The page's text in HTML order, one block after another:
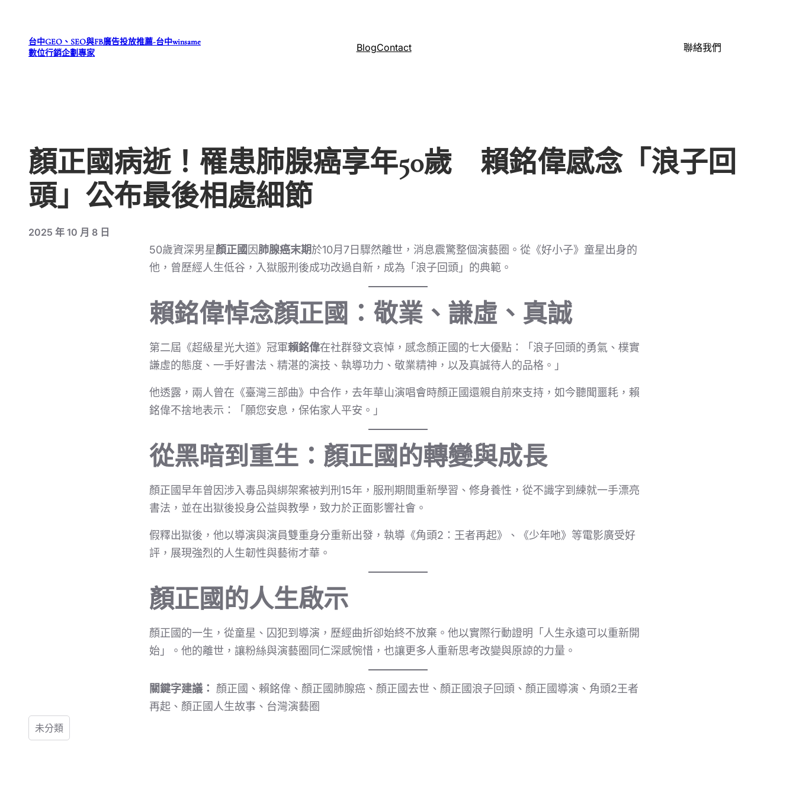
台中GEO、SEO與FB廣告投放推薦-台中winsame
數位行銷企劃專家
BlogContact 聯絡我們
顏正國病逝！罹患肺腺癌享年50歲 賴銘偉感念「浪子回
頭」公布最後相處細節
2025 年 10 月 8 日
50歲資深男星顏正國 因肺腺癌末期於10月7日驟然離世，消息震驚整個演藝圈。從《好小子》童星出身的
他，曾歷經人生低谷，入獄服刑後成功改過自新，成為「浪子回頭」的典範。
賴銘偉悼念顏正國：敬業、謙虛、真誠
第二屆《超級星光大道》冠軍賴銘偉在社群發文哀悼，感念顏正國的七大優點：「浪子回頭的勇氣、樸實
謙虛的態度、一手好書法、精湛的演技、執導功力、敬業精神，以及真誠待人的品格。」
他透露，兩人曾在《臺灣三部曲》中合作，去年華山演唱會時顏正國還親自前來支持，如今聽聞噩耗，賴
銘偉不捨地表示：「願您安息，保佑家人平安。」
從黑暗到重生：顏正國的轉變與成長
顏正國早年曾因涉入毒品與綁架案被判刑15年，服刑期間重新學習、修身養性，從不識字到練就一手漂亮
書法，並在出獄後投身公益與教學，致力於正面影響社會。
假釋出獄後，他以導演與演員雙重身分重新出發，執導《角頭2：王者再起》、《少年吔》等電影廣受好
評，展現強烈的人生韌性與藝術才華。
顏正國的人生啟示
顏正國的一生，從童星、囚犯到導演，歷經曲折卻始終不放棄。他以實際行動證明「人生永遠可以重新開
始」。他的離世，讓粉絲與演藝圈同仁深感惋惜，也讓更多人重新思考改變與原諒的力量。
關鍵字建議：
顏正國、賴銘偉、顏正國肺腺癌、顏正國去世、顏正國浪子回頭、顏正國導演、角頭2王者
再起、顏正國人生故事、台灣演藝圈
未分類